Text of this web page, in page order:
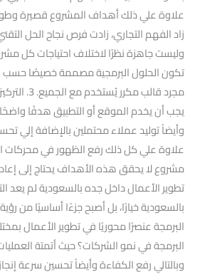
علاوة علي ذلك أهداف المشروع قصيرة
وليست جاهزة نظرًا لاختلاف احتياجات كل
تكون الحلول البرمجية مصممة خصيصًا حسب
مجرد قالب
يجب أن يخدم الموقع أو التطبيق هدفًا
وأيضاً توليد عملاء محتملين بالإضافة إلي
علاوة علي كل ذلك رفع الظهور في محركات
مشروع لا يحقق هذه الأهداف يحتاج إلى
تطوير الأعمال داخل جده بالسعودية لم
البرمجة عنصرًا محوريًا في تطوير الأعمال
البرمجة في نمو الشركات؟ حيث أتمتة
وبالتالي رفع الكفاءة وأيضاً تحسين سرعة